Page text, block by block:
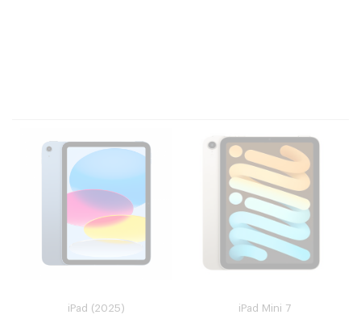
iPad (2025) iPad Mini 7